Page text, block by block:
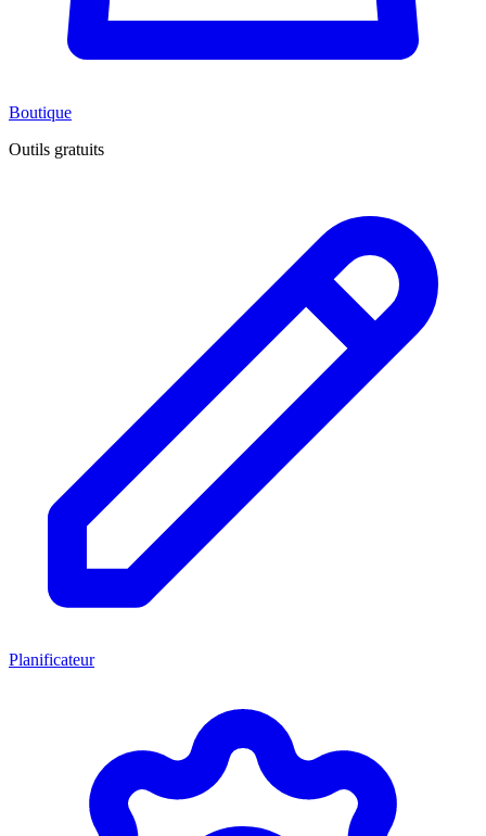
Boutique
Outils gratuits
Planificateur